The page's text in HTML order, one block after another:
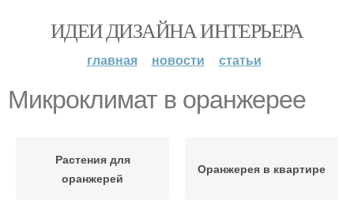
ИДЕИ ДИЗАЙНА ИНТЕРЬЕРА
главная новости статьи
Микроклимат в оранжерее
Растения для
оранжерей
Оранжерея в квартире